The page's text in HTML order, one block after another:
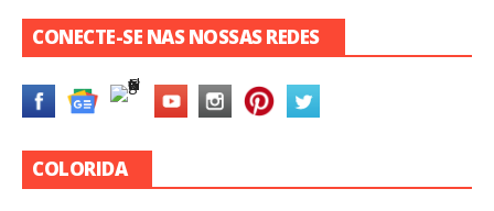
CONECTE-SE NAS NOSSAS REDES
COLORIDA